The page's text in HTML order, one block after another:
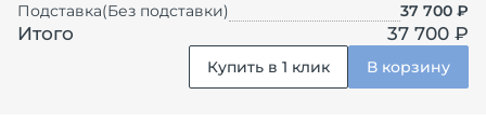
Подставка(Без подставки) 37 700 ₽
Итого 37 700 ₽
Купить в 1 клик В корзину